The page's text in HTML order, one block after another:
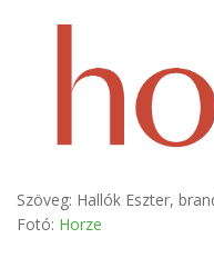
Szöveg: Hallók Eszter,
Fotó: Horze